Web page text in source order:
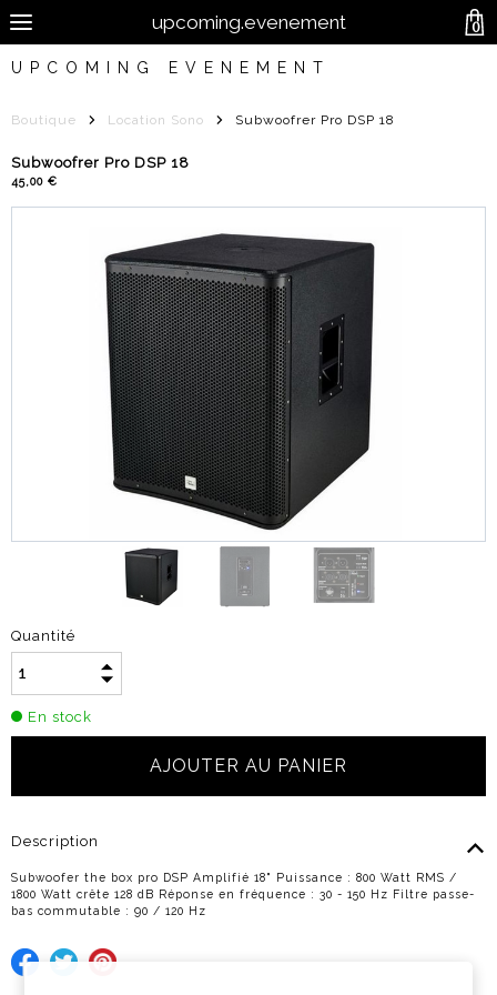
upcoming.evenement
UPCOMING EVENEMENT
Boutique Location Sono Subwoofrer Pro DSP 18
Subwoofrer Pro DSP 18
45,00 €
Quantité
En stock
Description
Subwoofer the box pro DSP Amplifié 18" Puissance : 800 Watt RMS /
1800 Watt crête 128 dB Réponse en fréquence : 30 - 150 Hz Filtre passe-
bas commutable : 90 / 120 Hz
0